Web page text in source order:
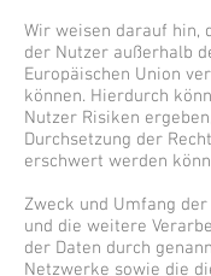
Wir weisen darauf hin,
der Nutzer außerhalb
Europäischen Union
können. Hierdurch
Nutzer Risiken
Durchsetzung der
erschwert werden
Zweck und Umfang
und die weitere
der Daten durch
Netzwerke sowie die